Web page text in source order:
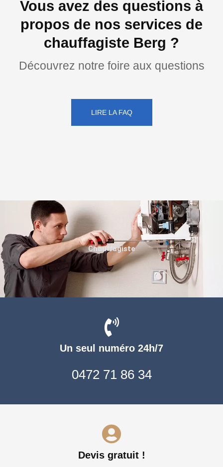
Vous avez des questions à
propos de nos services de
chauffagiste Berg ?
Découvrez notre foire aux questions
LIRE LA FAQ
Un seul numéro 24h/7
0472 71 86 34
Devis gratuit !
Chauffagiste